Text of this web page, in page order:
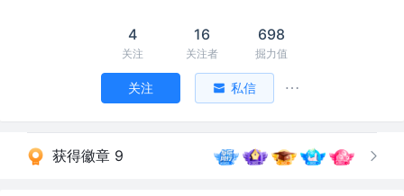
4
关注
16
关注者
698
掘力值
关注 私信
获得徽章 9